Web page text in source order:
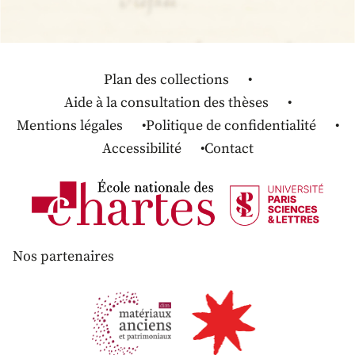
Plan des collections
Aide à la consultation des thèses
Mentions légales
Politique de confidentialité
Accessibilité
Contact
Nos partenaires